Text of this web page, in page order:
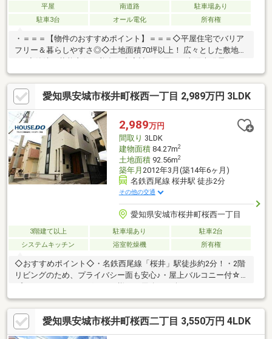
平屋 南道路
駐車場あり
駐車3台
オール電化 所有権
・＝＝＝【物件のおすすめポイント】＝＝＝◇平屋住宅でバリア
フリー＆暮らしやすさ◎◇土地面積70坪以上！ 広々とした敷地で
す♪◇築浅で状態良好な美邸！◇家計にも優しい太陽光発電シス
テム付き◎◇オール電化住宅で安心・経済的な暮らしを実現しま
す☆◇趣味や収納に便利なロフト付き空間！◇南向きで明るく暖
かな日差しがたっぷりです♪◇駐車スペース3台分以上あり、来客
時も安心〇＝＝＝【周辺教育施設】＝＝＝◇桜林小学校 約1115
ｍ（徒歩約14分）◇桜井中学校 約2297ｍ（徒歩約29分）☆住宅
ローンのご相談や、事前審査のお手続き等いつでも承っておりま
す！お気軽にご相談ください！
愛知県安城市桜井町桜西一丁目 2,989万円 3LDK
2,989万円
間取り 3LDK
建物面積84.27m2
土地面積92.56m2
築年月 2012年3月(築14年6ヶ月)
名鉄西尾線 桜井駅 徒歩2分
その他の交通
愛知県安城市桜井町桜西一丁目
3階建て以上 駐車場あり
駐車2台
システムキッチン
浴室乾燥機 所有権
◇おすすめポイント◇・名鉄西尾線「桜井」駅徒歩約2分！・2階
リビングのため、プライバシー面も安心♪・屋上バルコニー付☆
す！◇周辺環境◇通勤・通学、お買い物など生活に必要な施設が
充実した便利な周辺環境♪・とうみづか公園まで徒歩2分(約
81m)・ミニストップまで徒歩4分(約280m)・ウエルシアまで徒歩5
分(約350m)・アピタ安城南店まで徒歩7分(約550m)・安城市立さ
愛知県安城市桜井町桜西二丁目 3,550万円 4LDK